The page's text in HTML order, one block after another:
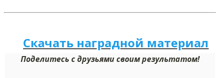
Скачать наградной материал
Поделитесь с друзьями своим результатом!